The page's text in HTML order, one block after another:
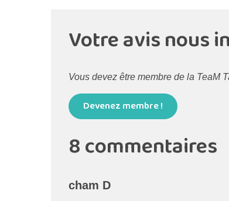
Votre avis nous
Vous devez être membre de la TeaM
Devenez membre !
8 commentaires
cham D